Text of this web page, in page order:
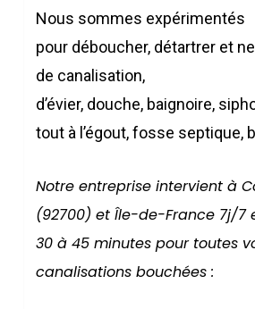
Nous sommes expérimentés
pour déboucher, détartrer et
de canalisation,
d’évier, douche, baignoire,
tout à l’égout, fosse septique,
Notre entreprise intervient à
(92700) et Île-de-France 7j/7
30 à 45 minutes pour toutes
canalisations bouchées :